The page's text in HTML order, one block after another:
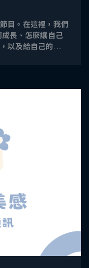
目。在這裡，我們
長、怎麼讓自己
以及給自己的溫柔